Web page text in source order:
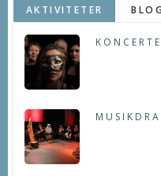
AKTIVITETER